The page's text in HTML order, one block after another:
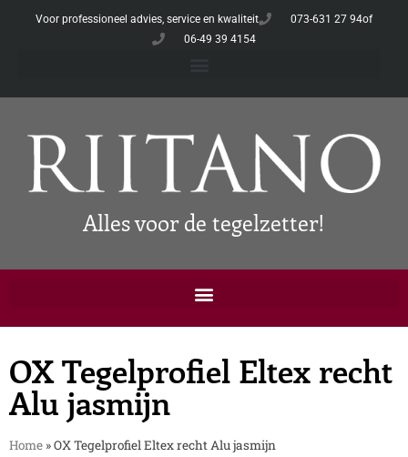
Voor professioneel advies, service en kwaliteit 073-631 27 94of
06-49 39 4154
Alles voor de tegelzetter!
OX Tegelprofiel Eltex recht
Alu jasmijn
Home »OX Tegelprofiel Eltex recht Alu jasmijn